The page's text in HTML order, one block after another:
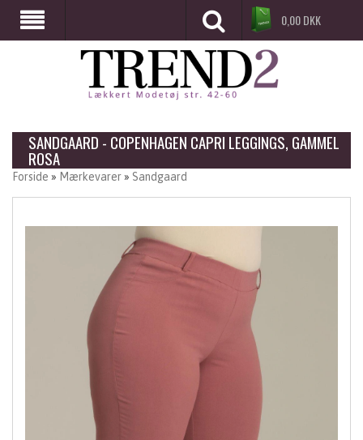
0,00DKK
SANDGAARD - COPENHAGEN CAPRI LEGGINGS, GAMMEL
ROSA
Forside » Mærkevarer » Sandgaard